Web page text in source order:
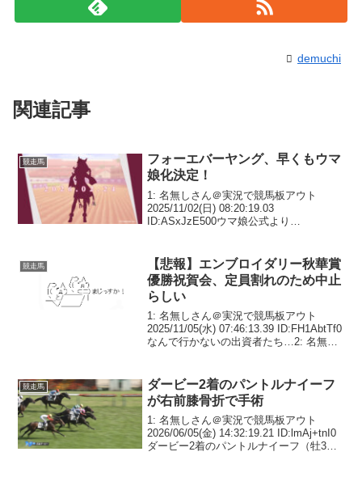
demuchi
関連記事
競走馬
フォーエバーヤング、早くもウマ
娘化決定！
1: 名無しさん＠実況で競馬板アウト
2025/11/02(日) 08:20:19.03
ID:ASxJzE500ウマ娘公式より
(@uma_musu)...
競走馬
【悲報】エンブロイダリー秋華賞
優勝祝賀会、定員割れのため中止
らしい
1: 名無しさん＠実況で競馬板アウト
2025/11/05(水) 07:46:13.39 ID:FH1AbtTf0
なんで行かないの出資者たち…2: 名無し
競走馬
ダービー2着のパントルナイーフ
が右前膝骨折で手術
1: 名無しさん＠実況で競馬板アウト
2026/06/05(金) 14:32:19.21 ID:lmAj+tnI0
ダービー2着のパントルナイーフ（牡3